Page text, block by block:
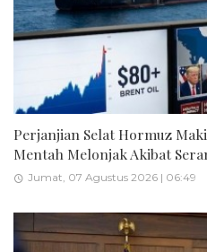
Perjanjian Selat Hormuz
Mentah Melonjak Akibat
Jumat, 07 Agustus 2026 | 06:49